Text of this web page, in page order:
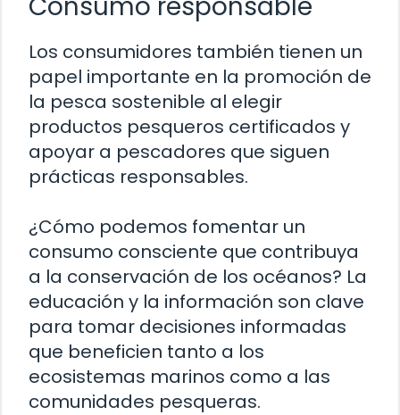
Los consumidores también tienen un
papel importante en la promoción de
la pesca sostenible al elegir
productos pesqueros certificados y
apoyar a pescadores que siguen
prácticas responsables.
¿Cómo podemos fomentar un
consumo consciente que contribuya
a la conservación de los océanos? La
educación y la información son clave
para tomar decisiones informadas
que beneficien tanto a los
ecosistemas marinos como a las
comunidades pesqueras.